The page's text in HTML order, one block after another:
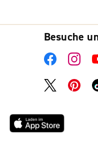
Besuche